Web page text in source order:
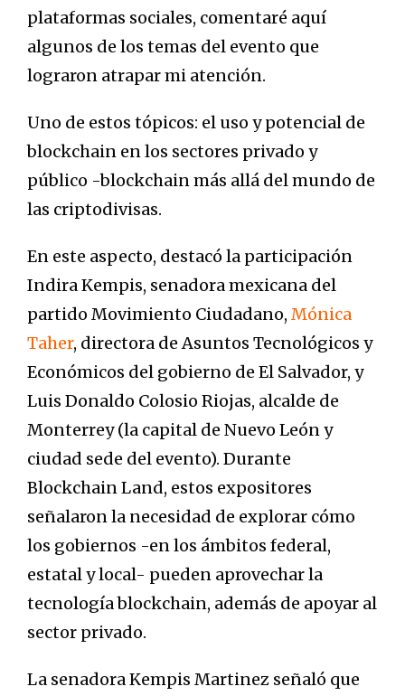
plataformas sociales, comentaré aquí
algunos de los temas del evento que
lograron atrapar mi atención.
Uno de estos tópicos: el uso y potencial de
blockchain en los sectores privado y
público -blockchain más allá del mundo de
las criptodivisas.
En este aspecto, destacó la participación
Indira Kempis, senadora mexicana del
partido Movimiento Ciudadano, Mónica
Taher, directora de Asuntos Tecnológicos y
Económicos del gobierno de El Salvador, y
Luis Donaldo Colosio Riojas, alcalde de
Monterrey (la capital de Nuevo León y
ciudad sede del evento). Durante
Blockchain Land, estos expositores
señalaron la necesidad de explorar cómo
los gobiernos -en los ámbitos federal,
estatal y local- pueden aprovechar la
tecnología blockchain, además de apoyar al
sector privado.
La senadora Kempis Martinez señaló que